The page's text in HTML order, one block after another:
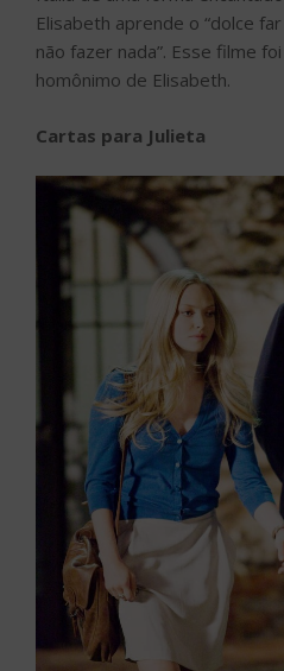
Elisabeth aprende o “dolce
não fazer nada”. Esse filme
homônimo de Elisabeth.
Cartas para Julieta